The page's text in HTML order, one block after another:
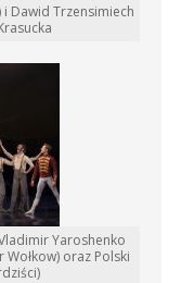
i Dawid Trzensimiech
Yaroshenko
oraz Polski